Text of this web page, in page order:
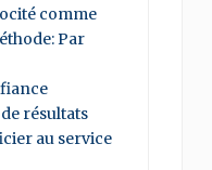
comme
Par
résultats
au service